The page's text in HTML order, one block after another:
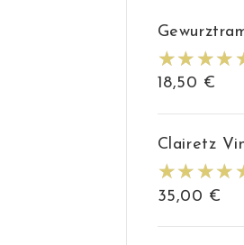
18,50 €
Clairetz
35,00 €